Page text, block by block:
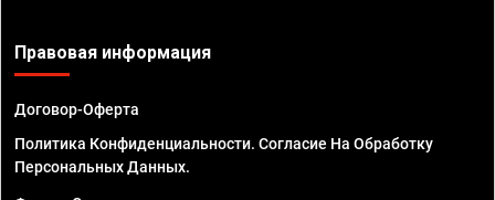
Правовая информация
Договор-Оферта
Политика Конфиденциальности. Согласие На Обработку
Персональных Данных.